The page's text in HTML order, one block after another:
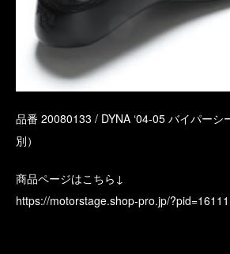
品番 20080133 / DYNA ‘04-05 バイパー
別）
商品ページはこちら↓
https://motorstage.shop-pro.jp/